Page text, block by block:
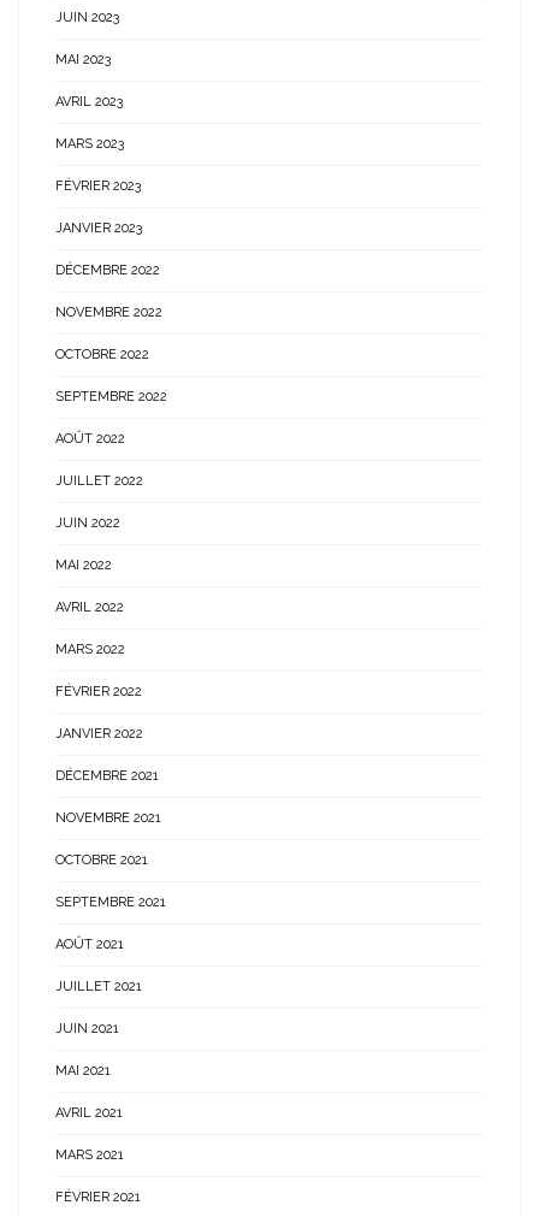
JUIN 2023
MAI 2023
AVRIL 2023
MARS 2023
FÉVRIER 2023
JANVIER 2023
DÉCEMBRE 2022
NOVEMBRE 2022
OCTOBRE 2022
SEPTEMBRE 2022
AOÛT 2022
JUILLET 2022
JUIN 2022
MAI 2022
AVRIL 2022
MARS 2022
FÉVRIER 2022
JANVIER 2022
DÉCEMBRE 2021
NOVEMBRE 2021
OCTOBRE 2021
SEPTEMBRE 2021
AOÛT 2021
JUILLET 2021
JUIN 2021
MAI 2021
AVRIL 2021
MARS 2021
FÉVRIER 2021